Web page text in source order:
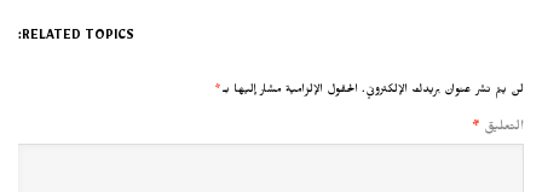
RELATED TOPICS:
لن يتم نشر عنوان بريدك الإلكتروني. الحقول الإلزامية مشار إليها بـ*
التعليق *